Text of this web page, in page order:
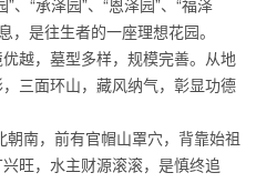
，是往生者的一座理想花园。
越，墓型多样，规模完善。从地
三面环山，藏风纳气，彰显功德
南，前有官帽山罩穴，背靠始祖
旺，水主财源滚滚，是慎终追